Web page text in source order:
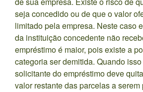
seja concedido ou de que o valor
limitado pela empresa. Neste caso
da instituição concedente não
empréstimo é maior, pois existe a
categoria ser demitida. Quando
solicitante do empréstimo deve
valor restante das parcelas a serem